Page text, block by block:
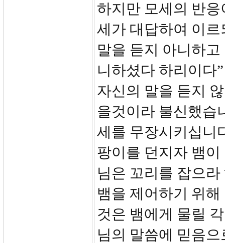
하지만 모세의 반응
세가 대답하여 이
말을 듣지 아니하
니하셨다 하리이다
자신의 말을 듣지
을것이라 불신했습
세를 무장시키십니
팡이를 던지자 뱀
님은 꼬리를 잡으
뱀을 제어하기 위
것은 뱀에게 물릴
님의 말씀에 믿음